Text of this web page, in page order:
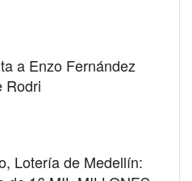
a Enzo Fernández
Rodri
Lotería de Medellín: